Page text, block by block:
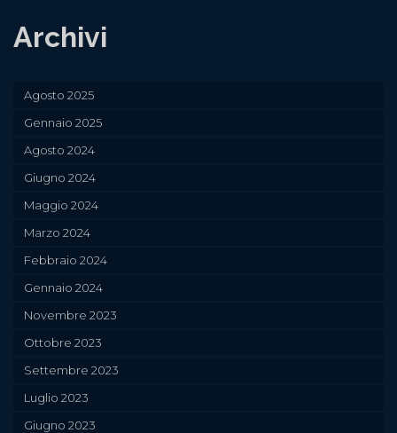
Archivi
Agosto 2025
Gennaio 2025
Agosto 2024
Giugno 2024
Maggio 2024
Marzo 2024
Febbraio 2024
Gennaio 2024
Novembre 2023
Ottobre 2023
Settembre 2023
Luglio 2023
Giugno 2023